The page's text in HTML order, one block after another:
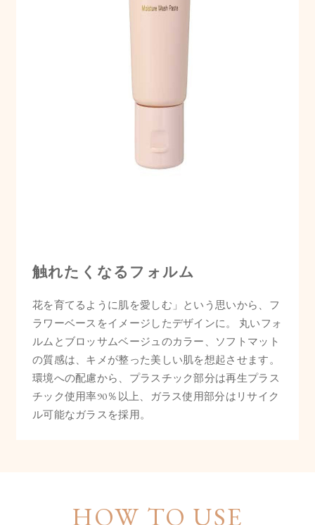
触れたくなるフォルム
花を育てるように肌を愛しむ」という思いから、フ
ラワーベースをイメージしたデザインに。 丸いフォ
ルムとブロッサムベージュのカラー、ソフトマット
の質感は、キメが整った美しい肌を想起させます。
環境への配慮から、プラスチック部分は再生プラス
チック使用率90％以上、ガラス使用部分はリサイク
ル可能なガラスを採用。
HOW TO USE